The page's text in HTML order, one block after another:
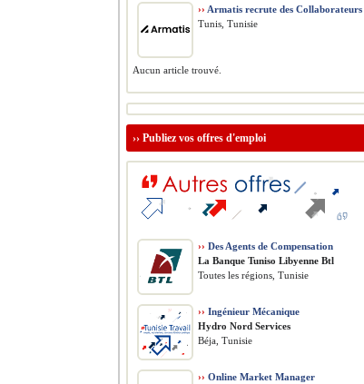
›› Armatis recrute des Collaborateurs
Tunis, Tunisie
Aucun article trouvé.
›› Publiez vos offres d'emploi
›› Des Agents de Compensation
La Banque Tuniso Libyenne Btl
Toutes les régions, Tunisie
›› Ingénieur Mécanique
Hydro Nord Services
Béja, Tunisie
›› Online Market Manager